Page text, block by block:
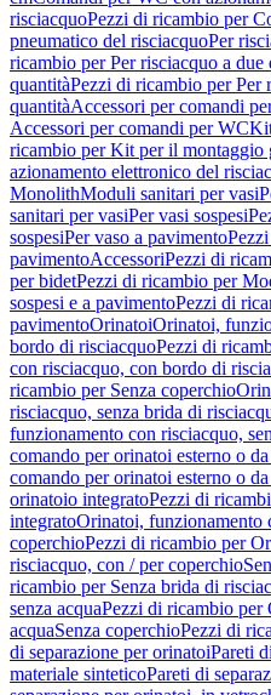
risciacquoPezzi di ricambio per
pneumatico del risciacquoPer
ricambio per Per risciacquo a due
quantitàPezzi di ricambio per Per
quantitàAccessori per comandi
Accessori per comandi per WC
ricambio per Kit per il montaggio
azionamento elettronico del
MonolithModuli sanitari per vasi
sanitari per vasiPer vasi sospesi
sospesiPer vaso a pavimento
pavimentoAccessoriPezzi di
per bidetPezzi di ricambio per
sospesi e a pavimentoPezzi di
pavimentoOrinatoiOrinatoi,
bordo di risciacquoPezzi di
con risciacquo, con bordo di
ricambio per Senza coperchio
risciacquo, senza brida di
funzionamento con risciacquo,
comando per orinatoi esterno o
comando per orinatoi esterno o
orinatoio integratoPezzi di
integratoOrinatoi, funzionamento
coperchioPezzi di ricambio per
risciacquo, con / per coperchio
ricambio per Senza brida di
senza acquaPezzi di ricambio per
acquaSenza coperchioPezzi di
di separazione per orinatoiPareti
materiale sinteticoPareti di